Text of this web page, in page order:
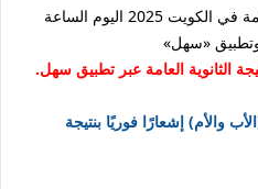
📢 عاجل | إعلان نتائج الثانوية العامة في الكويت 2025 اليوم الساعة
الثانوية العامة عبر تطبيق سهل.
والأم) إشعارًا فوريًا بنتيجة